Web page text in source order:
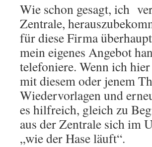
Wie schon gesagt, ich
Zentrale,
für diese Firma
mein eigenes Angebot
telefoniere. Wenn ich
mit diesem oder jenem
Wiedervorlagen und
es hilfreich, gleich zu
aus der Zentrale sich im
„wie der Hase läuft“.